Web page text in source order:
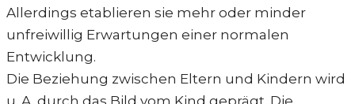
Allerdings etablieren sie mehr oder minder
unfreiwillig Erwartungen einer normalen
Entwicklung.
Die Beziehung zwischen Eltern und Kindern wird